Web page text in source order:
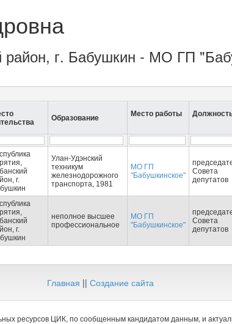
район, г. Бабушкин - МО ГП
Образование Место работы
г.
Улан-Удэнский
техникум
железнодорожного
транспорта, 1981
МО ГП
"Бабушкинское"
Совета
депутатов
г.
неполное высшее
профессиональное
МО ГП
"Бабушкинское"
Совета
депутатов
Главная || Создание сайта
ресурсов ЦИК, по сообщенным кандидатом данным, и